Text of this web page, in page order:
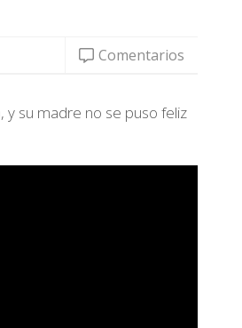
Comentarios
su madre no se puso feliz